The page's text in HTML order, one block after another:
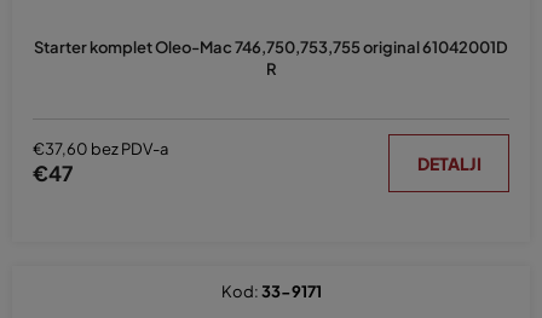
Starter komplet Oleo-Mac 746,750,753,755 original 61042001D
R
€37,60 bez PDV-a
€47 DETALJI
Kod:33-9171